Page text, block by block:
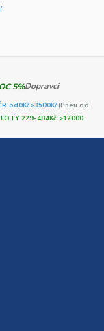
Dopravci
od0Kč>3500Kč(Pneu od
229-484Kč >12000